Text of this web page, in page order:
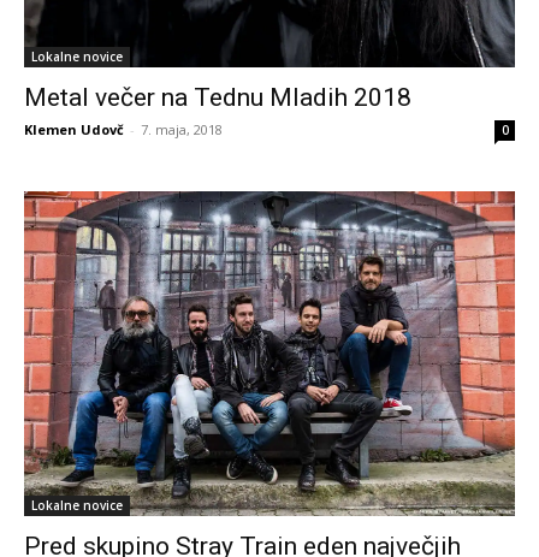
Lokalne novice
Metal večer na Tednu Mladih 2018
Klemen Udovč - 7. maja, 2018 0
Lokalne novice
Pred skupino Stray Train eden največjih